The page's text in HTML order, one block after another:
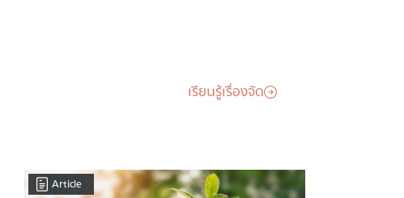
เรียนรู้เรื่องจัด
Article